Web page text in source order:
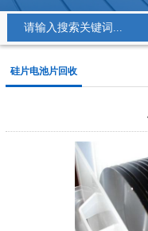
硅片电池片回收